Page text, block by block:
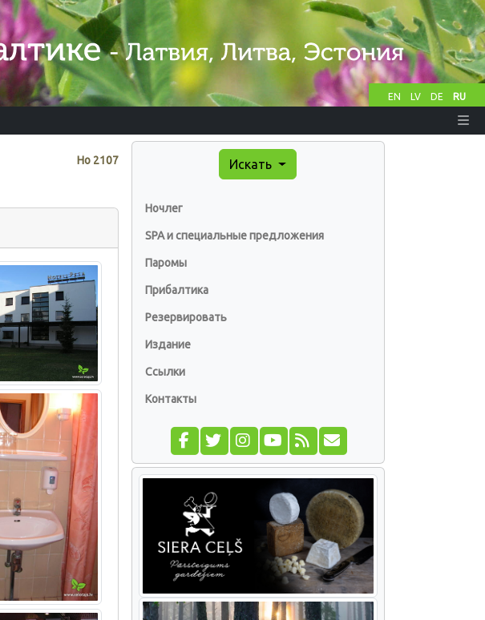
EN LV DE RU
Нo 2107 Искать
Ночлег
SPA и специальные предложения
Паромы
Прибалтика
Резервировать
Издание
Ссылки
Контакты